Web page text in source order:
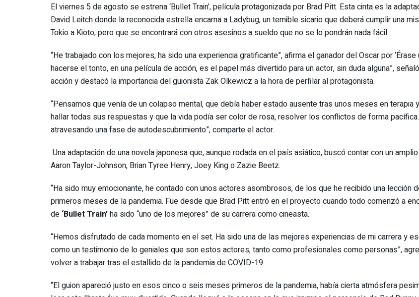
El viernes 5 de agosto se estrena ‘Bullet Train’, película protagonizada por Brad Pitt. Esta cinta es la
David Leitch donde la reconocida estrella encarna a Ladybug, un temible sicario que deberá cumplir una
Tokio a Kioto, pero que se encontrará con otros asesinos a sueldo que no se lo pondrán nada fácil.
“He trabajado con los mejores, ha sido una experiencia gratificante”, afirma el ganador del Oscar por
hacerse el tonto, en una película de acción, es el papel más divertido para un actor, sin duda alguna”, señaló
acción y destacó la importancia del guionista Zak Olkewicz a la hora de perfilar al protagonista.
“Pensamos que venía de un colapso mental, que debía haber estado ausente tras unos meses en
hallar todas sus respuestas y que la vida podía ser color de rosa, resolver los conflictos de forma
atravesando una fase de autodescubrimiento”, comparte el actor.
Una adaptación de una novela japonesa que, aunque rodada en el país asiático, buscó contar con un
Aaron Taylor-Johnson, Brian Tyree Henry, Joey King o Zazie Beetz.
“Ha sido muy emocionante, he contado con unos actores asombrosos, de los que he recibido una lección
primeros meses de la pandemia. Fue desde que Brad Pitt entró en el proyecto cuando todo comenzó a
de ‘Bullet Train’ha sido “uno de los mejores” de su carrera como cineasta.
“Hemos disfrutado de cada momento en el set. Ha sido una de las mejores experiencias de mi carrera y
como un testimonio de lo geniales que son estos actores, tanto como profesionales como personas”,
volver a trabajar tras el estallido de la pandemia de COVID-19.
“El guion apareció justo en esos cinco o seis meses primeros de la pandemia, había cierta atmósfera